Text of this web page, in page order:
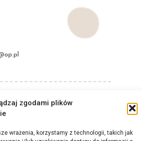
zgodami plików
wrażenia, korzystamy z technologii, takich jak
Cookies